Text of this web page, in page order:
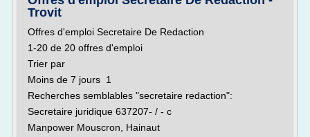
Trovit
Offres d'emploi Secretaire De Redaction
1-20 de 20 offres d'emploi
Trier par
Moins de 7 jours 1
Recherches semblables "secretaire redaction":
Secretaire juridique 637207- / - c
Manpower Mouscron, Hainaut